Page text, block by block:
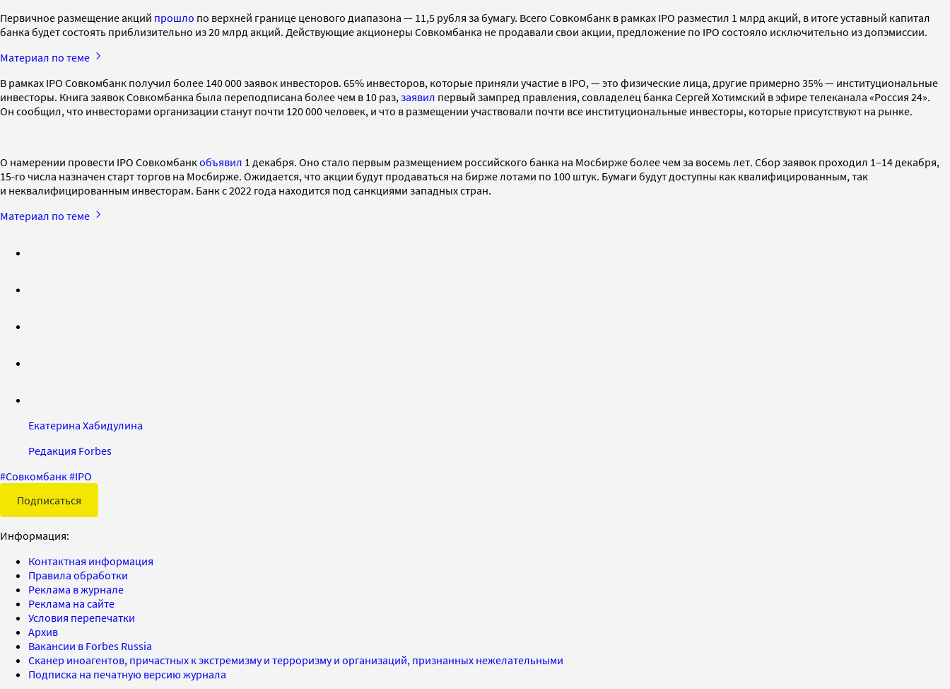
Первичное размещение акций прошло по верхней границе ценового диапазона — 11,5 рубля за бумагу. Всего Совкомбанк в рамках IPO разместил 1 млрд акций, в итоге уставный капитал
банка будет состоять приблизительно из 20 млрд акций. Действующие акционеры Совкомбанка не продавали свои акции, предложение по IPO состояло исключительно из допэмиссии.
Материал по теме
В рамках IPO Совкомбанк получил более 140 000 заявок инвесторов. 65% инвесторов, которые приняли участие в IPO, — это физические лица, другие примерно 35% — институциональные
инвесторы. Книга заявок Совкомбанка была переподписана более чем в 10 раз, заявил первый зампред правления, совладелец банка Сергей Хотимский в эфире телеканала «Россия 24».
Он сообщил, что инвесторами организации станут почти 120 000 человек, и что в размещении участвовали почти все институциональные инвесторы, которые присутствуют на рынке.
О намерении провести IPO Совкомбанкобъявил 1 декабря. Оно стало первым размещением российского банка на Мосбирже более чем за восемь лет. Сбор заявок проходил 1–14 декабря,
15-го числа назначен старт торгов на Мосбирже. Ожидается, что акции будут продаваться на бирже лотами по 100 штук. Бумаги будут доступны как квалифицированным, так
и неквалифицированным инвесторам. Банк с 2022 года находится под санкциями западных стран.
Материал по теме
Екатерина Хабидулина
Редакция Forbes
#Совкомбанк#IPO
Подписаться
Информация:
Контактная информация
Правила обработки
Реклама в журнале
Реклама на сайте
Условия перепечатки
Архив
Вакансии в Forbes Russia
Сканер иноагентов, причастных к экстремизму и терроризму и организаций, признанных нежелательными
Подписка на печатную версию журнала